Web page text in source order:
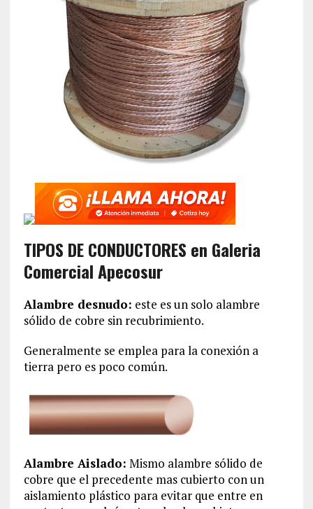
TIPOS DE CONDUCTORES en Galeria
Comercial Apecosur
Alambre desnudo: este es un solo alambre
sólido de cobre sin recubrimiento.
Generalmente se emplea para la conexión a
tierra pero es poco común.
Alambre Aislado: Mismo alambre sólido de
cobre que el precedente mas cubierto con un
aislamiento plástico para evitar que entre en